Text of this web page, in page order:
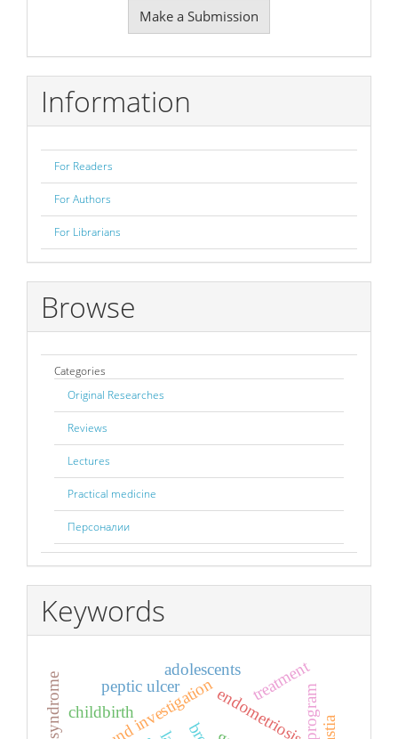
Submission
Make a Submission
Information
For Readers
For Authors
For Librarians
Browse
Categories
Original Researches
Reviews
Lectures
Practical medicine
Персоналии
Keywords
endometriosis
adolescents
peptic ulcer
childbirth
treatment